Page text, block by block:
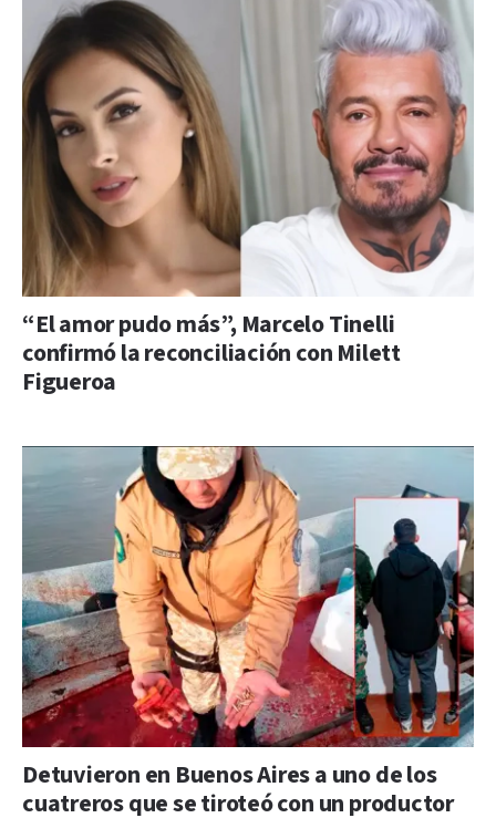
“El amor pudo más”, Marcelo Tinelli
confirmó la reconciliación con Milett
Figueroa
Detuvieron en Buenos Aires a uno de los
cuatreros que se tiroteó con un productor